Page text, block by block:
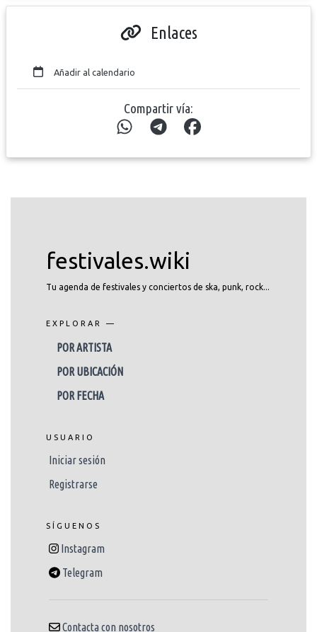
Enlaces
Añadir al calendario
Compartir vía:
festivales.wiki
Tu agenda de festivales y conciertos de ska, punk, rock...
EXPLORAR —
POR ARTISTA
POR UBICACIÓN
POR FECHA
USUARIO
Iniciar sesión
Registrarse
SÍGUENOS
Instagram
Telegram
Contacta con nosotros